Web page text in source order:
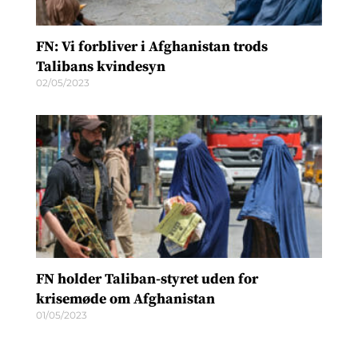
FN: Vi forbliver i Afghanistan trods
Talibans kvindesyn
02/05/2023
FN holder Taliban-styret uden for
krisemøde om Afghanistan
01/05/2023